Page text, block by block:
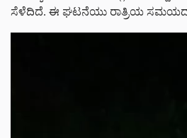
ಸೆಳೆದಿದೆ. ಈ ಘಟನೆಯು ರಾತ್ರಿಯ